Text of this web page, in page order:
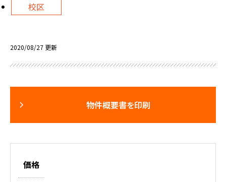
校区
2020/08/27 更新
物件概要書を印刷
価格